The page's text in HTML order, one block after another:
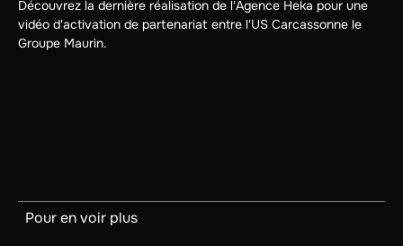
Découvrez la dernière réalisation de l'Agence Heka pour une
vidéo d'activation de partenariat entre l'US Carcassonne le
Groupe Maurin.
Pour en voir plus